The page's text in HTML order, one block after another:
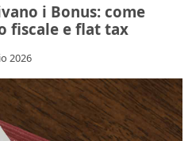
i Bonus: come
fiscale e flat tax
2026